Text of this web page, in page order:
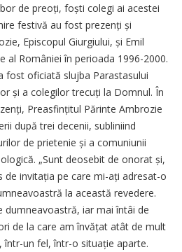
de preoți, foști colegi ai acestei
festivă au fost prezenți și
Episcopul Giurgiului, și Emil
al României în perioada 1996-2000.
fost oficiată slujba Parastasului
și a colegilor trecuți la Domnul. În
Preasfin­țitul Părinte Ambrozie
după trei decenii, subliniind
de prietenie și a comuniunii
„Sunt deosebit de onorat și,
invitația pe care mi-ați adresat-o
la această revedere.
dumneavoastră, iar mai întâi de
de la care am învățat atât de mult
într-un fel, într-o situație aparte.